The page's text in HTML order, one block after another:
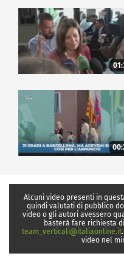
Alcuni video presenti in
quindi valutati di pubblico
video o gli autori avessero
basterà fare richiesta
team_verticali@italiaonline.it
video nel